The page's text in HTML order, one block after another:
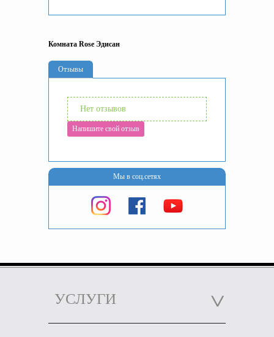
Комната Rose Эдисан
Отзывы
Нет отзывов
Напишите свой отзыв
Мы в соц.сетях
УСЛУГИ